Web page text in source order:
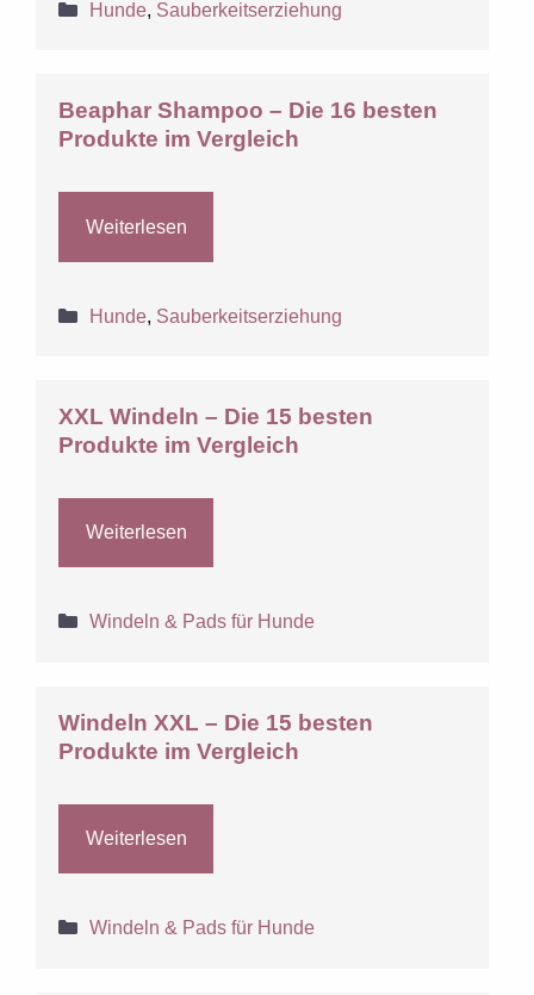
Kategorien
Hunde, Sauberkeitserziehung
Beaphar Shampoo – Die 16 besten
Produkte im Vergleich
Weiterlesen
Kategorien
Hunde, Sauberkeitserziehung
XXL Windeln – Die 15 besten
Produkte im Vergleich
Weiterlesen
Kategorien
Windeln & Pads für Hunde
Windeln XXL – Die 15 besten
Produkte im Vergleich
Weiterlesen
Kategorien
Windeln & Pads für Hunde